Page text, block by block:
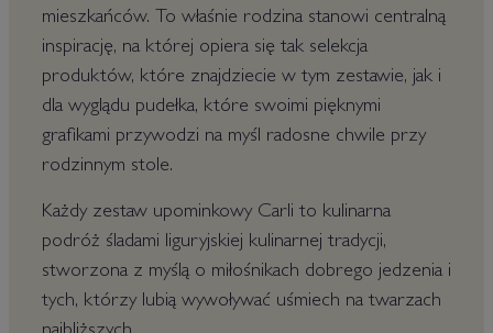
mieszkańców. To właśnie rodzina stanowi centralną
inspirację, na której opiera się tak selekcja
produktów, które znajdziecie w tym zestawie, jak i
dla wyglądu pudełka, które swoimi pięknymi
grafikami przywodzi na myśl radosne chwile przy
rodzinnym stole.
Każdy zestaw upominkowy Carli to kulinarna
podróż śladami liguryjskiej kulinarnej tradycji,
stworzona z myślą o miłośnikach dobrego jedzenia i
tych, którzy lubią wywoływać uśmiech na twarzach